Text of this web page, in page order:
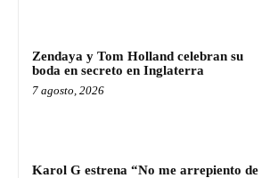
Zendaya y Tom Holland celebran su
boda en secreto en Inglaterra
7 agosto, 2026
Karol G estrena “No me arrepiento de